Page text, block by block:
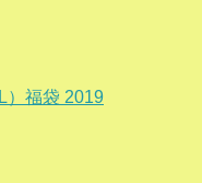
）福袋 2019